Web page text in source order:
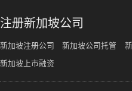
注册新加坡公司
新加坡注册公司 新加坡公司托管
新加坡上市融资